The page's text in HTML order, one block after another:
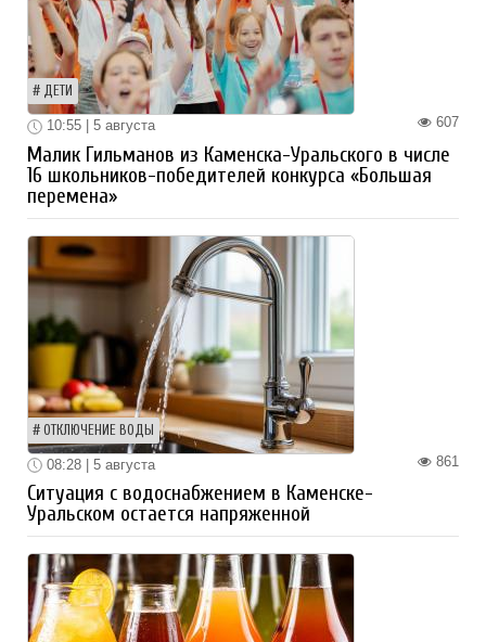
ДЕТИ
607
10:55 | 5 августа
Малик Гильманов из Каменска-Уральского в числе
16 школьников-победителей конкурса «Большая
перемена»
ОТКЛЮЧЕНИЕ ВОДЫ
861
08:28 | 5 августа
Ситуация с водоснабжением в Каменске-
Уральском остается напряженной